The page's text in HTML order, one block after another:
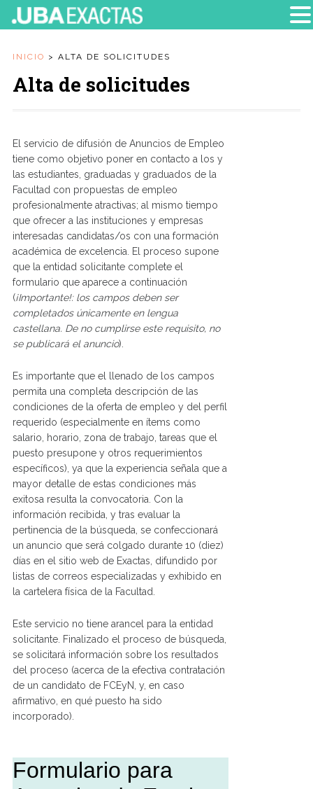
INICIO > ALTA DE SOLICITUDES
Alta de solicitudes
El servicio de difusión de Anuncios de Empleo
tiene como objetivo poner en contacto a los y
las estudiantes, graduadas y graduados de la
Facultad con propuestas de empleo
profesionalmente atractivas; al mismo tiempo
que ofrecer a las instituciones y empresas
interesadas candidatas/os con una formación
académica de excelencia. El proceso supone
que la entidad solicitante complete el
formulario que aparece a continuación
(¡Importante!: los campos deben ser
completados únicamente en lengua
castellana. De no cumplirse este requisito, no
se publicará el anuncio).
Es importante que el llenado de los campos
permita una completa descripción de las
condiciones de la oferta de empleo y del perfil
requerido (especialmente en ítems como
salario, horario, zona de trabajo, tareas que el
puesto presupone y otros requerimientos
específicos), ya que la experiencia señala que a
mayor detalle de estas condiciones más
exitosa resulta la convocatoria. Con la
información recibida, y tras evaluar la
pertinencia de la búsqueda, se confeccionará
un anuncio que será colgado durante 10 (diez)
días en el sitio web de Exactas, difundido por
listas de correos especializadas y exhibido en
la cartelera física de la Facultad.
Este servicio no tiene arancel para la entidad
solicitante. Finalizado el proceso de búsqueda,
se solicitará información sobre los resultados
del proceso (acerca de la efectiva contratación
de un candidato de FCEyN, y, en caso
afirmativo, en qué puesto ha sido
incorporado).